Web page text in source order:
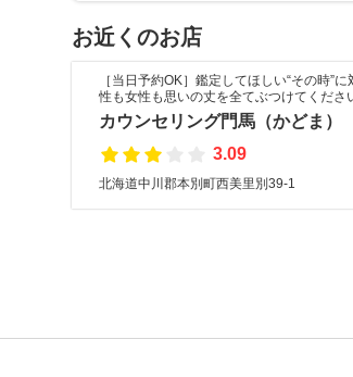
お近くのお店
［当日予約OK］鑑定してほしい“その時”
性も女性も思いの丈を全てぶつけてくださ
カウンセリング門馬（かどま）
3.09
北海道中川郡本別町西美里別39-1